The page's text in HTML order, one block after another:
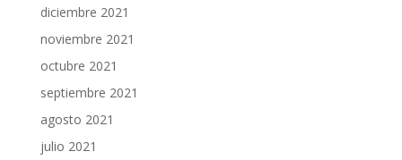
diciembre 2021
noviembre 2021
octubre 2021
septiembre 2021
agosto 2021
julio 2021